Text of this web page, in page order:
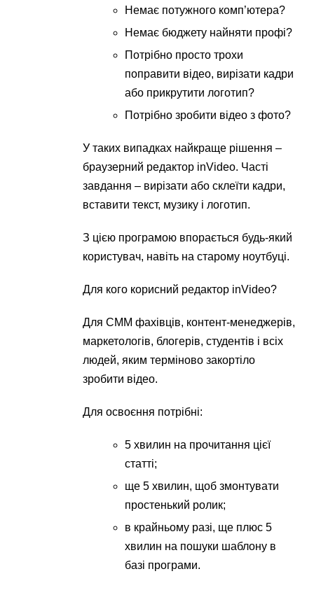
Немає потужного комп’ютера?
Немає бюджету найняти профі?
Потрібно просто трохи
поправити відео, вирізати кадри
або прикрутити логотип?
Потрібно зробити відео з фото?
У таких випадках найкраще рішення –
браузерний редактор inVideo. Часті
завдання – вирізати або склеїти кадри,
вставити текст, музику і логотип.
З цією програмою впорається будь-який
користувач, навіть на старому ноутбуці.
Для кого корисний редактор inVideo?
Для СММ фахівців, контент-менеджерів,
маркетологів, блогерів, студентів і всіх
людей, яким терміново закортіло
зробити відео.
Для освоєння потрібні:
5 хвилин на прочитання цієї
статті;
ще 5 хвилин, щоб змонтувати
простенький ролик;
в крайньому разі, ще плюс 5
хвилин на пошуки шаблону в
базі програми.